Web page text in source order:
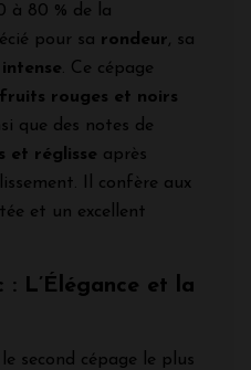
à 80 % de la
pour sa rondeur, sa
. Ce cépage
fruits rouges et noirs
que des notes de
et réglisse après
Il confère aux
et un excellent
: L’Élégance et la
second cépage le plus